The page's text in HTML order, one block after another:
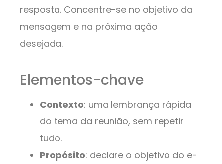
resposta. Concentre-se no objetivo da
mensagem e na próxima ação
desejada.
Elementos-chave
Contexto: uma lembrança rápida
do tema da reunião, sem repetir
tudo.
Propósito: declare o objetivo do e-